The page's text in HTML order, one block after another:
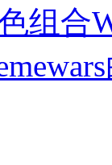
组合